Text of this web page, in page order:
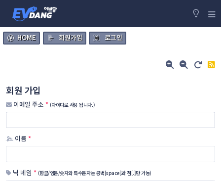
HOME 회원가입 로그인
회원 가입
이메일 주소 * (아이디로 사용 됩니다.)
이름 *
닉 네임 * (한글/영문/숫자와 특수문자는 공백[space]과 점[.]만 가능)